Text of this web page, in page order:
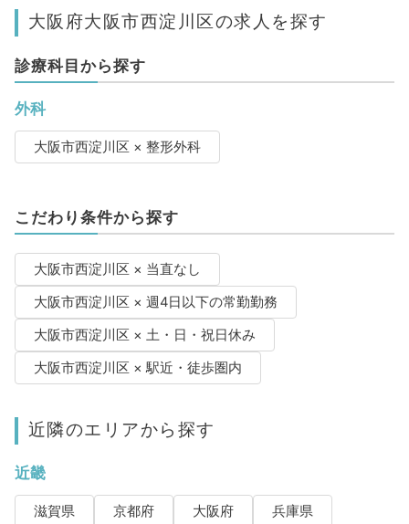
大阪府大阪市西淀川区の求人を探す
診療科目から探す
外科
大阪市西淀川区 × 整形外科
こだわり条件から探す
大阪市西淀川区 × 当直なし
大阪市西淀川区 × 週4日以下の常勤勤務
大阪市西淀川区 × 土・日・祝日休み
大阪市西淀川区 × 駅近・徒歩圏内
近隣のエリアから探す
近畿
滋賀県 京都府 大阪府
兵庫県